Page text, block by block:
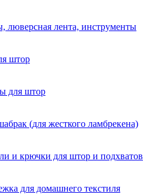
люверсная лента, инструменты
штор
для штор
(для жесткого ламбрекена)
и крючки для штор и подхватов
для домашнего текстиля